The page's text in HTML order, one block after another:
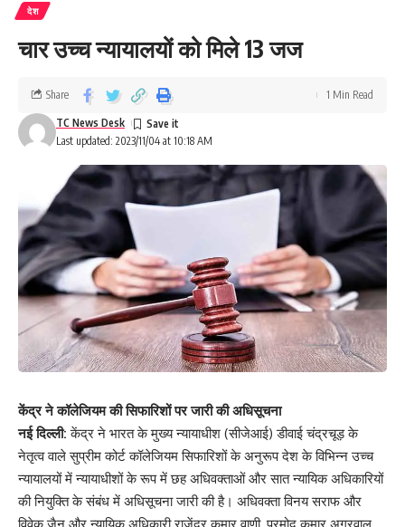
देश
चार उच्च न्यायालयों को मिले 13 जज
Last updated: 2023/11/04 at 10:18 AM
TC News Desk
Share 1 Min Read
केंद्र ने कॉलेजियम की सिफारिशों पर जारी की अधिसूचना
नई दिल्ली: केंद्र ने भारत के मुख्य न्यायाधीश (सीजेआई) डीवाई चंद्रचूड़ के
नेतृत्व वाले सुप्रीम कोर्ट कॉलेजियम सिफारिशों के अनुरूप देश के विभिन्न उच्च
न्यायालयों में न्यायाधीशों के रूप में छह अधिवक्ताओं और सात न्यायिक अधिकारियों
की नियुक्ति के संबंध में अधिसूचना जारी की है। अधिवक्ता विनय सराफ और